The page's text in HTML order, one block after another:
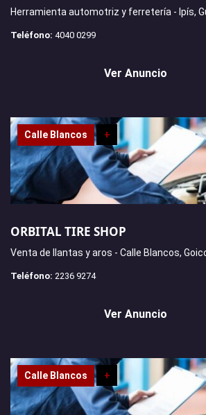
Herramienta automotriz y ferretería - Ipís,
Teléfono: 4040 0299
Ver Anuncio
Calle Blancos +
ORBITAL TIRE SHOP
Venta de llantas y aros - Calle Blancos,
Teléfono: 2236 9274
Ver Anuncio
Calle Blancos +